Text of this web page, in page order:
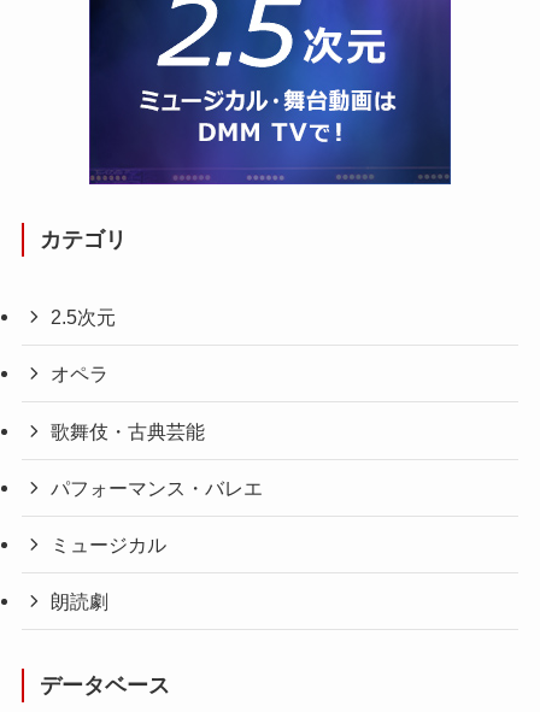
カテゴリ
2.5次元
オペラ
歌舞伎・古典芸能
パフォーマンス・バレエ
ミュージカル
朗読劇
データベース